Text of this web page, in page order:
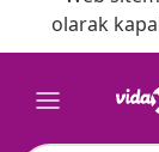
olarak